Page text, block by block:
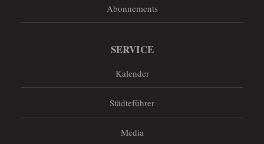
Abonnements
SERVICE
Kalender
Städteführer
Media